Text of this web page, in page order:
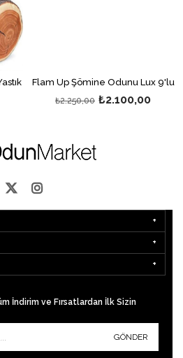
Flam Up Şömine Odunu Lux 9'lu
₺2.100,00
₺2.250,00
İndirim ve Fırsatlardan İlk Sizin
GÖNDER